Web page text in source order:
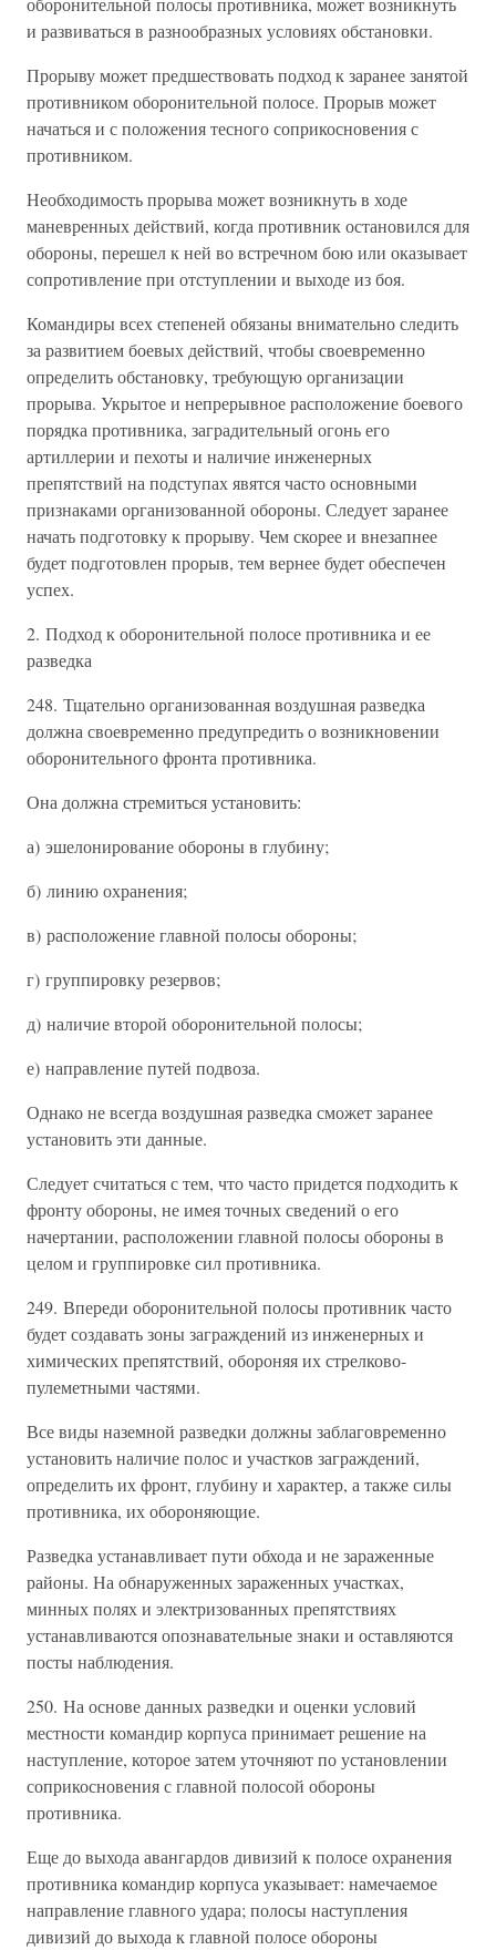
и развиваться в разнообразных условиях обстановки.
Прорыву может предшествовать подход к заранее занятой
противником оборонительной полосе. Прорыв может
начаться и с положения тесного соприкосновения с
противником.
Необходимость прорыва может возникнуть в ходе
маневренных действий, когда противник остановился для
обороны, перешел к ней во встречном бою или оказывает
сопротивление при отступлении и выходе из боя.
Командиры всех степеней обязаны внимательно следить
за развитием боевых действий, чтобы своевременно
определить обстановку, требующую организации
прорыва. Укрытое и непрерывное расположение боевого
порядка противника, заградительный огонь его
артиллерии и пехоты и наличие инженерных
препятствий на подступах явятся часто основными
признаками организованной обороны. Следует заранее
начать подготовку к прорыву. Чем скорее и внезапнее
будет подготовлен прорыв, тем вернее будет обеспечен
успех.
2. Подход к оборонительной полосе противника и ее
разведка
248. Тщательно организованная воздушная разведка
должна своевременно предупредить о возникновении
оборонительного фронта противника.
Она должна стремиться установить:
а) эшелонирование обороны в глубину;
б) линию охранения;
в) расположение главной полосы обороны;
г) группировку резервов;
д) наличие второй оборонительной полосы;
е) направление путей подвоза.
Однако не всегда воздушная разведка сможет заранее
установить эти данные.
Следует считаться с тем, что часто придется подходить к
фронту обороны, не имея точных сведений о его
начертании, расположении главной полосы обороны в
целом и группировке сил противника.
249. Впереди оборонительной полосы противник часто
будет создавать зоны заграждений из инженерных и
химических препятствий, обороняя их стрелково-
пулеметными частями.
Все виды наземной разведки должны заблаговременно
установить наличие полос и участков заграждений,
определить их фронт, глубину и характер, а также силы
противника, их обороняющие.
Разведка устанавливает пути обхода и не зараженные
районы. На обнаруженных зараженных участках,
минных полях и электризованных препятствиях
устанавливаются опознавательные знаки и оставляются
посты наблюдения.
250. На основе данных разведки и оценки условий
местности командир корпуса принимает решение на
наступление, которое затем уточняют по установлении
соприкосновения с главной полосой обороны
противника.
Еще до выхода авангардов дивизий к полосе охранения
противника командир корпуса указывает: намечаемое
направление главного удара; полосы наступления
дивизий до выхода к главной полосе обороны